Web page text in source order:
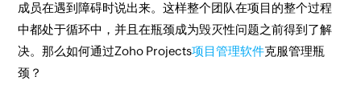
成员在遇到障碍时说出来。这样整个团队在项目的整个过程
中都处于循环中，并且在瓶颈成为毁灭性问题之前得到了解
决。那么如何通过Zoho Projects项目管理软件克服管理瓶
颈？